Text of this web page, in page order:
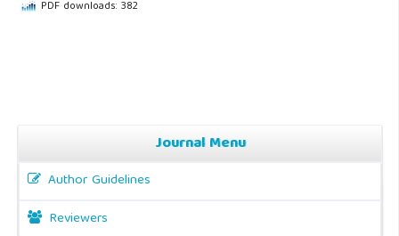
PDF downloads: 382
Journal Menu
Author Guidelines
Reviewers